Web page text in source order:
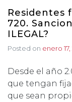
Residentes
720.
ILEGAL?
Posted on enero 17,
Desde el año
que tengan
que sean